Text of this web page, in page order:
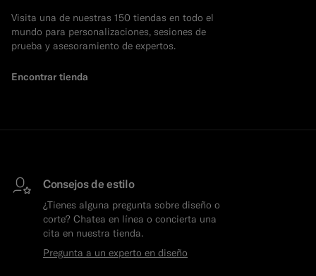
Visita una de nuestras 150 tiendas en todo el
mundo para personalizaciones, sesiones de
prueba y asesoramiento de expertos.
Encontrar tienda
Consejos de estilo
¿Tienes alguna pregunta sobre diseño o
corte? Chatea en línea o concierta una
cita en nuestra tienda.
Pregunta a un experto en diseño